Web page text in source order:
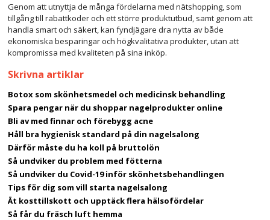
Genom att utnyttja de många fördelarna med nätshopping, som
tillgång till rabattkoder och ett större produktutbud, samt genom att
handla smart och säkert, kan fyndjägare dra nytta av både
ekonomiska besparingar och högkvalitativa produkter, utan att
kompromissa med kvaliteten på sina inköp.
Skrivna artiklar
Botox som skönhetsmedel och medicinsk behandling
Spara pengar när du shoppar nagelprodukter online
Bli av med finnar och förebygg acne
Håll bra hygienisk standard på din nagelsalong
Därför måste du ha koll på bruttolön
Så undviker du problem med fötterna
Så undviker du Covid-19 inför skönhetsbehandlingen
Tips för dig som vill starta nagelsalong
Ät kosttillskott och upptäck flera hälsofördelar
Så får du fräsch luft hemma